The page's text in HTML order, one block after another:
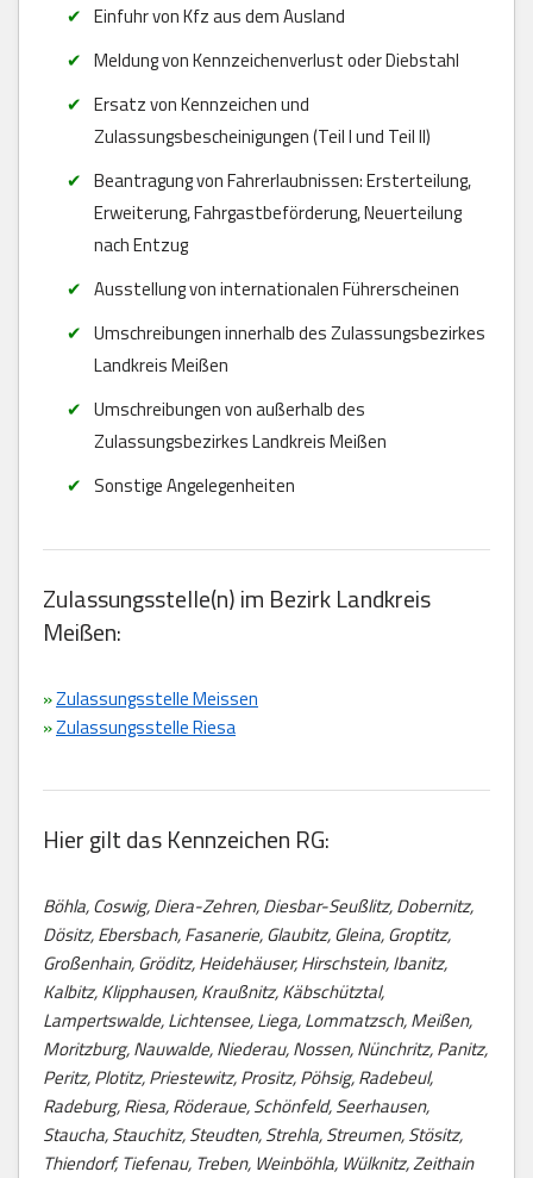
Einfuhr von Kfz aus dem Ausland
Meldung von Kennzeichenverlust oder Diebstahl
Ersatz von Kennzeichen und
Zulassungsbescheinigungen (Teil I und Teil II)
Beantragung von Fahrerlaubnissen: Ersterteilung,
Erweiterung, Fahrgastbeförderung, Neuerteilung
nach Entzug
Ausstellung von internationalen Führerscheinen
Umschreibungen innerhalb des Zulassungsbezirkes
Landkreis Meißen
Umschreibungen von außerhalb des
Zulassungsbezirkes Landkreis Meißen
Sonstige Angelegenheiten
Zulassungsstelle(n) im Bezirk Landkreis
Meißen:
»Zulassungsstelle Meissen
»Zulassungsstelle Riesa
Hier gilt das Kennzeichen RG:
Böhla, Coswig, Diera-Zehren, Diesbar-Seußlitz, Dobernitz,
Dösitz, Ebersbach, Fasanerie, Glaubitz, Gleina, Groptitz,
Großenhain, Gröditz, Heidehäuser, Hirschstein, Ibanitz,
Kalbitz, Klipphausen, Kraußnitz, Käbschütztal,
Lampertswalde, Lichtensee, Liega, Lommatzsch, Meißen,
Moritzburg, Nauwalde, Niederau, Nossen, Nünchritz, Panitz,
Peritz, Plotitz, Priestewitz, Prositz, Pöhsig, Radebeul,
Radeburg, Riesa, Röderaue, Schönfeld, Seerhausen,
Staucha, Stauchitz, Steudten, Strehla, Streumen, Stösitz,
Thiendorf, Tiefenau, Treben, Weinböhla, Wülknitz, Zeithain